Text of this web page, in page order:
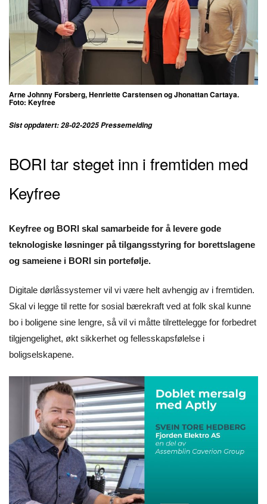
Arne Johnny Forsberg, Henriette Carstensen og Jhonattan Cartaya.
Foto: Keyfree
Sist oppdatert: 28-02-2025 Pressemelding
BORI tar steget inn i fremtiden med
Keyfree
Keyfree og BORI skal samarbeide for å levere gode
teknologiske løsninger på tilgangsstyring for borettslagene
og sameiene i BORI sin portefølje.
Digitale dørlåssystemer vil vi være helt avhengig av i fremtiden.
Skal vi legge til rette for sosial bærekraft ved at folk skal kunne
bo i boligene sine lengre, så vil vi måtte tilrettelegge for forbedret
tilgjengelighet, økt sikkerhet og fellesskapsfølelse i
boligselskapene.